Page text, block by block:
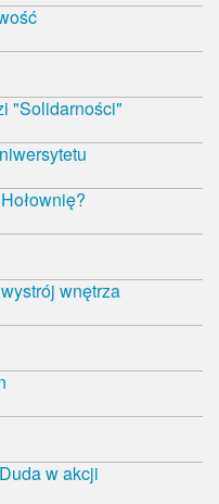
"Solidarności"
wnętrza
w akcji